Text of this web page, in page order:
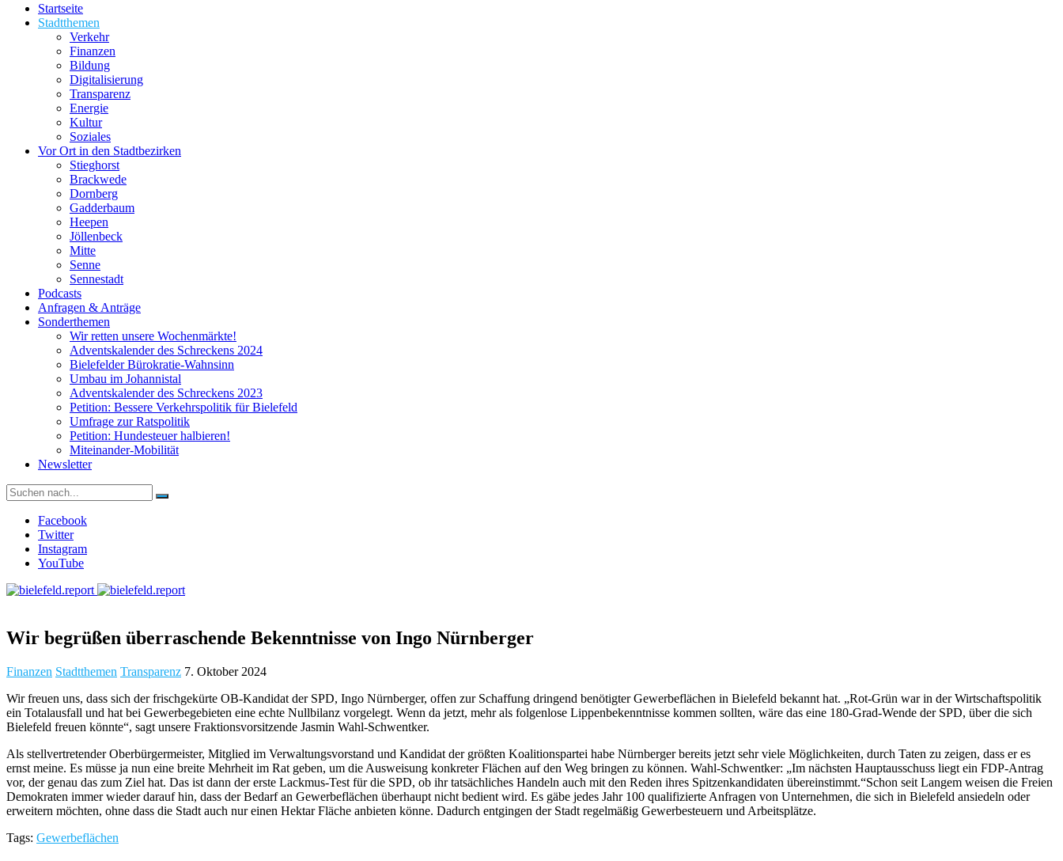
Startseite
Stadtthemen
Verkehr
Finanzen
Bildung
Digitalisierung
Transparenz
Energie
Kultur
Soziales
Vor Ort in den Stadtbezirken
Stieghorst
Brackwede
Dornberg
Gadderbaum
Heepen
Jöllenbeck
Mitte
Senne
Sennestadt
Podcasts
Anfragen & Anträge
Sonderthemen
Wir retten unsere Wochenmärkte!
Adventskalender des Schreckens 2024
Bielefelder Bürokratie-Wahnsinn
Umbau im Johannistal
Adventskalender des Schreckens 2023
Petition: Bessere Verkehrspolitik für Bielefeld​​
Umfrage zur Ratspolitik
Petition: Hundesteuer halbieren!
Miteinander-Mobilität
Newsletter
Suche
nach:
Facebook
Twitter
Instagram
YouTube
​Wir begrüßen überraschende Bekenntnisse von Ingo Nürnberger
Finanzen Stadtthemen Transparenz 7. Oktober 2024
Wir freuen uns, dass sich der frischgekürte OB-Kandidat der SPD, Ingo Nürnberger, offen zur Schaffung dringend benötigter Gewerbeflächen in Bielefeld bekannt hat. „Rot-Grün war in der Wirtschaftspolitik
ein Totalausfall und hat bei Gewerbegebieten eine echte Nullbilanz vorgelegt. Wenn da jetzt, mehr als folgenlose Lippenbekenntnisse kommen sollten, wäre das eine 180-Grad-Wende der SPD, über die sich
Bielefeld freuen könnte“, sagt unsere Fraktionsvorsitzende Jasmin Wahl-Schwentker.
Als stellvertretender Oberbürgermeister, Mitglied im Verwaltungsvorstand und Kandidat der größten Koalitionspartei habe Nürnberger bereits jetzt sehr viele Möglichkeiten, durch Taten zu zeigen, dass er es
ernst meine. Es müsse ja nun eine breite Mehrheit im Rat geben, um die Ausweisung konkreter Flächen auf den Weg bringen zu können. Wahl-Schwentker: „Im nächsten Hauptausschuss liegt ein FDP-Antrag
vor, der genau das zum Ziel hat. Das ist dann der erste Lackmus-Test für die SPD, ob ihr tatsächliches Handeln auch mit den Reden ihres Spitzenkandidaten übereinstimmt.“Schon seit Langem weisen die Freien
Demokraten immer wieder darauf hin, dass der Bedarf an Gewerbeflächen überhaupt nicht bedient wird. ​Es gäbe jedes Jahr 100 qualifizierte Anfragen von Unternehmen, die sich in Bielefeld ansiedeln oder
erweitern möchten, ohne dass die Stadt auch nur einen Hektar Fläche anbieten könne. Dadurch entgingen der Stadt regelmäßig Gewerbesteuern und Arbeitsplätze.
Tags: Gewerbeflächen